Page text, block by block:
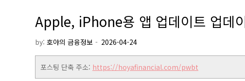
Apple, iPhone용 앱 업데이트 업데
by: 호야의 금융정보
포스팅 단축 주소: https://hoyafinancial.com/pwbt